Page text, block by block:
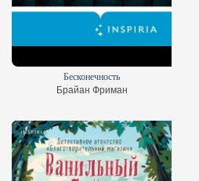
Бесконечность
Брайан Фриман